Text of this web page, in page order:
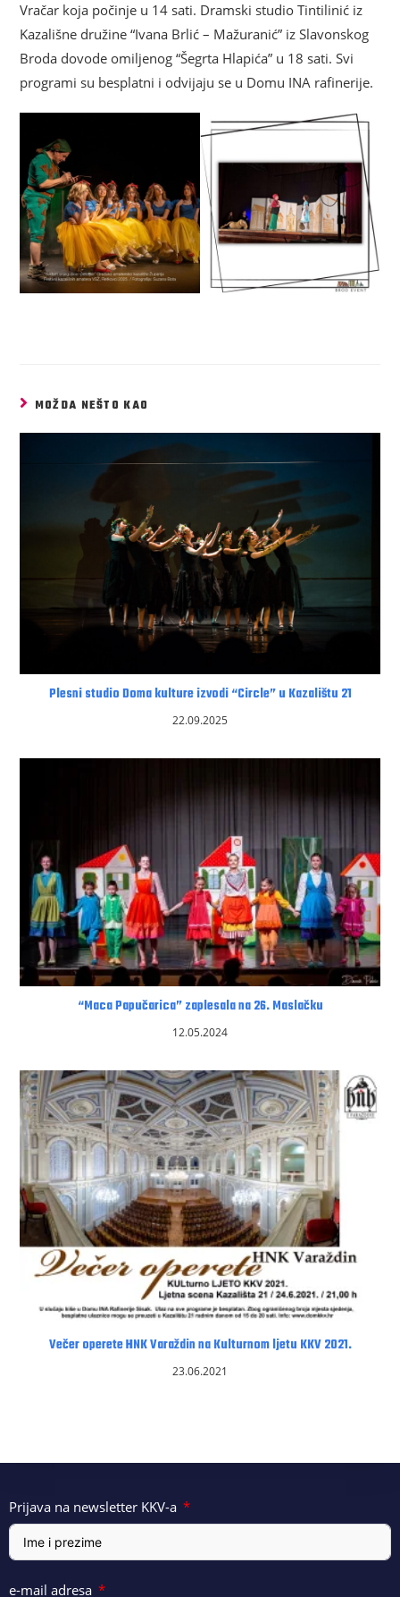
Vračar koja počinje u 14 sati. Dramski studio Tintilinić iz
Kazališne družine “Ivana Brlić – Mažuranić” iz Slavonskog
Broda dovode omiljenog “Šegrta Hlapića” u 18 sati. Svi
programi su besplatni i odvijaju se u Domu INA rafinerije.
MOŽDA NEŠTO KAO
Plesni studio Doma kulture izvodi “Circle” u Kazalištu 21
22.09.2025
“Maca Papučarica” zaplesala na 26. Maslačku
12.05.2024
Večer operete HNK Varaždin na Kulturnom ljetu KKV 2021.
23.06.2021
Prijava na newsletter KKV-a
e-mail adresa